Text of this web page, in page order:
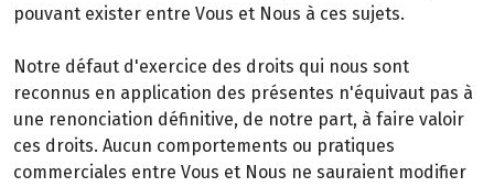
pouvant exister entre Vous et Nous à ces sujets.
Notre défaut d'exercice des droits qui nous sont
reconnus en application des présentes n'équivaut pas à
une renonciation définitive, de notre part, à faire valoir
ces droits. Aucun comportements ou pratiques
commerciales entre Vous et Nous ne sauraient modifier